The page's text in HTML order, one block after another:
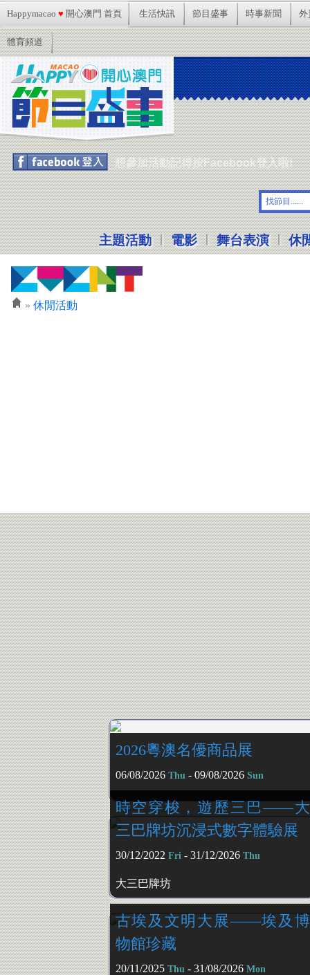
Happymacao ♥ 開心澳門 首頁 生活快訊 節目盛事 時事新聞 外
體育頻道
想參加活動記得按Facebook登入啦!
主題活動 | 電影 | 舞台表演 | 休
» 休閒活動
2026粵澳名優商品展
06/08/2026 Thu - 09/08/2026 Sun
時空穿梭，遊歷三巴——大
三巴牌坊沉浸式數字體驗展
30/12/2022 Fri - 31/12/2026 Thu
大三巴牌坊
古埃及文明大展——埃及博
物館珍藏
20/11/2025 Thu - 31/08/2026 Mon